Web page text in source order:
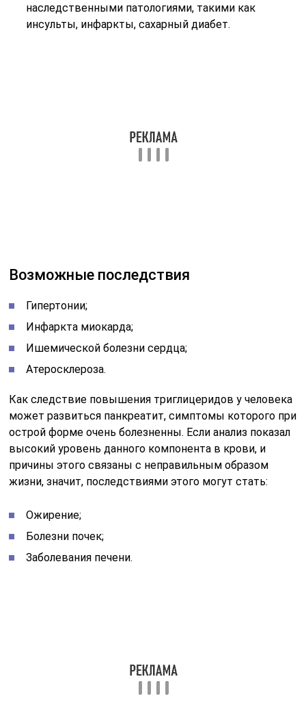
наследственными патологиями, такими как
инсульты, инфаркты, сахарный диабет.
Возможные последствия
Гипертонии;
Инфаркта миокарда;
Ишемической болезни сердца;
Атеросклероза.
Как следствие повышения триглицеридов у человека
может развиться панкреатит, симптомы которого при
острой форме очень болезненны. Если анализ показал
высокий уровень данного компонента в крови, и
причины этого связаны с неправильным образом
жизни, значит, последствиями этого могут стать:
Ожирение;
Болезни почек;
Заболевания печени.